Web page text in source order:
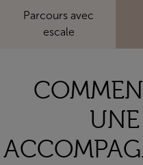
Parcours avec
escale